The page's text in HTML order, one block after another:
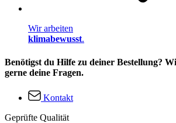
Wir arbeiten
klimabewusst.
Benötigst du Hilfe zu deiner Bestellung?
gerne deine Fragen.
Kontakt
Geprüfte Qualität